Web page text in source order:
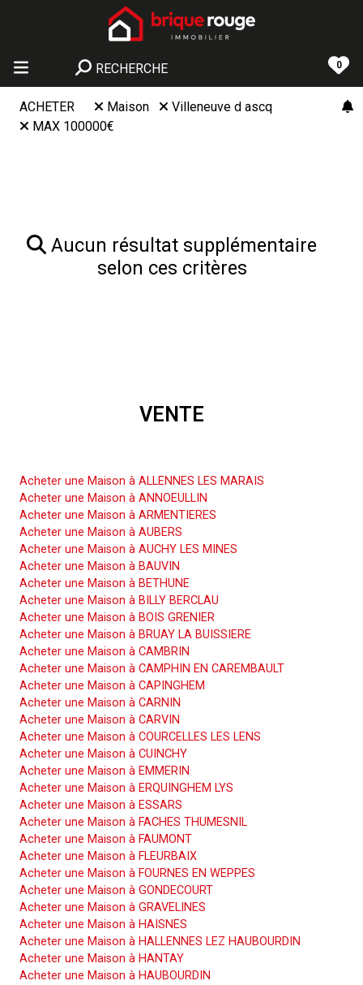
RECHERCHE 0
ACHETER Maison
Villeneuve d ascq
MAX 100000€
Aucun résultat supplémentaire
selon ces critères
VENTE
Acheter une Maison à ALLENNES LES MARAIS
Acheter une Maison à ANNOEULLIN
Acheter une Maison à ARMENTIERES
Acheter une Maison à AUBERS
Acheter une Maison à AUCHY LES MINES
Acheter une Maison à BAUVIN
Acheter une Maison à BETHUNE
Acheter une Maison à BILLY BERCLAU
Acheter une Maison à BOIS GRENIER
Acheter une Maison à BRUAY LA BUISSIERE
Acheter une Maison à CAMBRIN
Acheter une Maison à CAMPHIN EN CAREMBAULT
Acheter une Maison à CAPINGHEM
Acheter une Maison à CARNIN
Acheter une Maison à CARVIN
Acheter une Maison à COURCELLES LES LENS
Acheter une Maison à CUINCHY
Acheter une Maison à EMMERIN
Acheter une Maison à ERQUINGHEM LYS
Acheter une Maison à ESSARS
Acheter une Maison à FACHES THUMESNIL
Acheter une Maison à FAUMONT
Acheter une Maison à FLEURBAIX
Acheter une Maison à FOURNES EN WEPPES
Acheter une Maison à GONDECOURT
Acheter une Maison à GRAVELINES
Acheter une Maison à HAISNES
Acheter une Maison à HALLENNES LEZ HAUBOURDIN
Acheter une Maison à HANTAY
Acheter une Maison à HAUBOURDIN